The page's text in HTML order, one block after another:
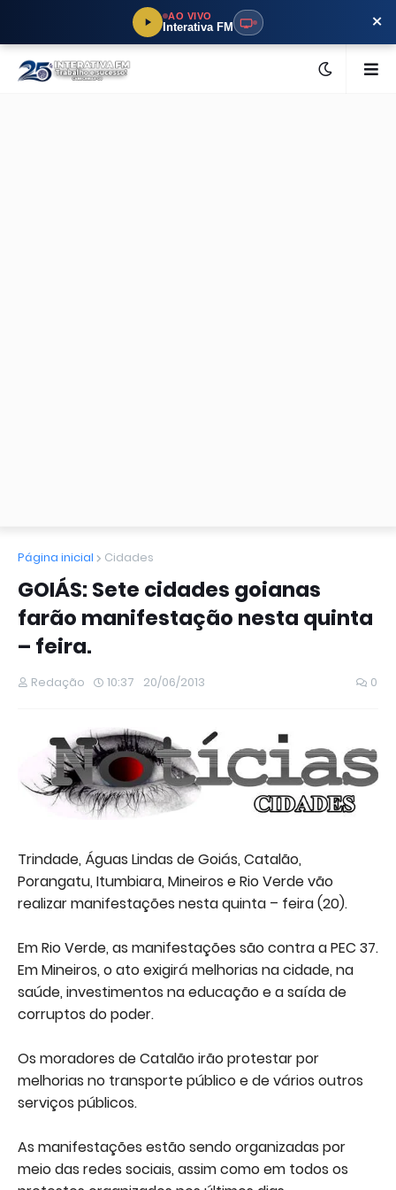
AO VIVO
Interativa FM ×
Página inicial Cidades
GOIÁS: Sete cidades goianas
farão manifestação nesta quinta
– feira.
Redação 10:37 20/06/2013 0
Trindade, Águas Lindas de Goiás, Catalão,
Porangatu, Itumbiara, Mineiros e Rio Verde vão
realizar manifestações nesta quinta – feira (20).
Em Rio Verde, as manifestações são contra a PEC 37.
Em Mineiros, o ato exigirá melhorias na cidade, na
saúde, investimentos na educação e a saída de
corruptos do poder.
Os moradores de Catalão irão protestar por
melhorias no transporte público e de vários outros
serviços públicos.
As manifestações estão sendo organizadas por
meio das redes sociais, assim como em todos os